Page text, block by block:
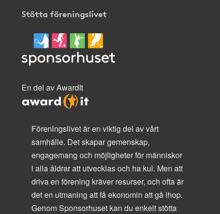
Stötta föreningslivet
En del av AwardIt
Föreningslivet är en viktig del av vårt
samhälle. Det skapar gemenskap,
engagemang och möjligheter för människor
i alla åldrar att utvecklas och ha kul. Men att
driva en förening kräver resurser, och ofta är
det en utmaning att få ekonomin att gå ihop.
Genom Sponsorhuset kan du enkelt stötta